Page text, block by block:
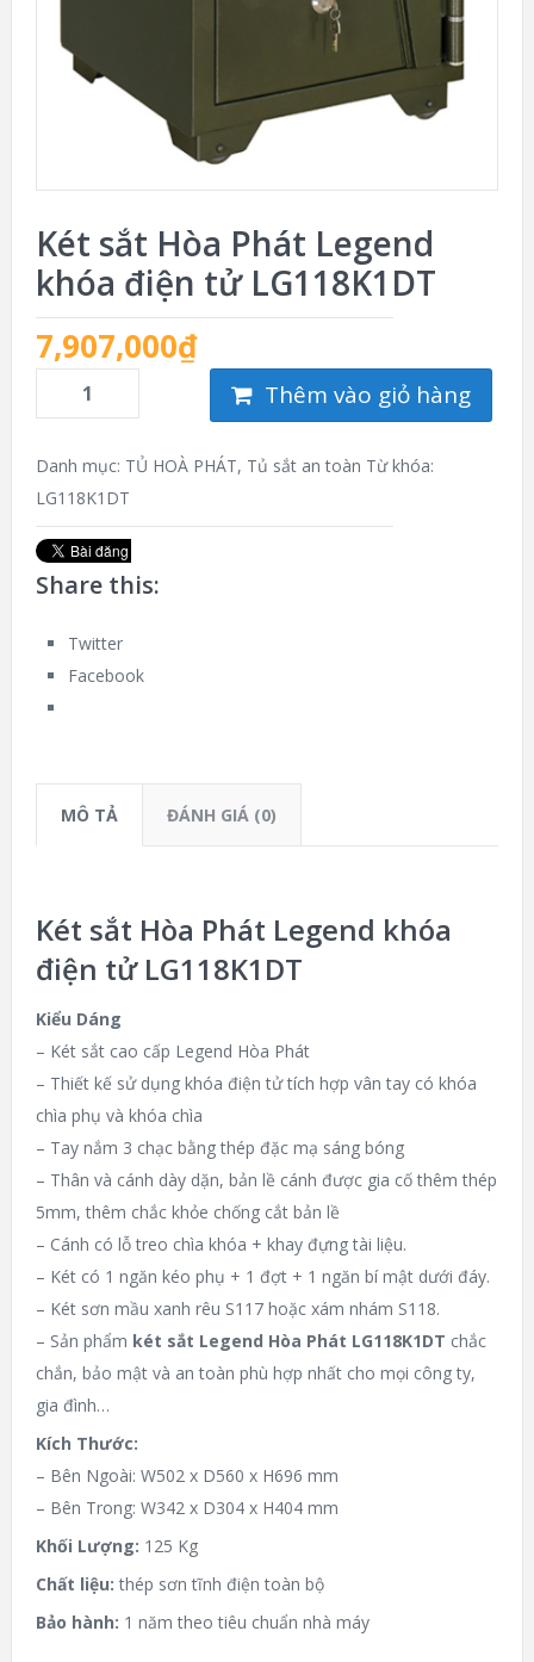
Két sắt Hòa Phát Legend
khóa điện tử LG118K1DT
7,907,000₫
Thêm vào giỏ hàng
Danh mục: TỦ HOÀ PHÁT, Tủ sắt an toàn Từ khóa:
LG118K1DT
Share this:
Twitter
Facebook
MÔ TẢ ĐÁNH GIÁ (0)
Két sắt Hòa Phát Legend khóa
điện tử LG118K1DT
Kiểu Dáng
– Két sắt cao cấp Legend Hòa Phát
– Thiết kế sử dụng khóa điện tử tích hợp vân tay có khóa
chìa phụ và khóa chìa
– Tay nắm 3 chạc bằng thép đặc mạ sáng bóng
– Thân và cánh dày dặn, bản lề cánh được gia cố thêm thép
5mm, thêm chắc khỏe chống cắt bản lề
– Cánh có lỗ treo chìa khóa + khay đựng tài liệu.
– Két có 1 ngăn kéo phụ + 1 đợt + 1 ngăn bí mật dưới đáy.
– Két sơn mầu xanh rêu S117 hoặc xám nhám S118.
– Sản phẩm két sắt Legend Hòa Phát LG118K1DT chắc
chắn, bảo mật và an toàn phù hợp nhất cho mọi công ty,
gia đình…
Kích Thước:
– Bên Ngoài: W502 x D560 x H696 mm
– Bên Trong: W342 x D304 x H404 mm
Khối Lượng: 125 Kg
Chất liệu: thép sơn tĩnh điện toàn bộ
Bảo hành: 1 năm theo tiêu chuẩn nhà máy